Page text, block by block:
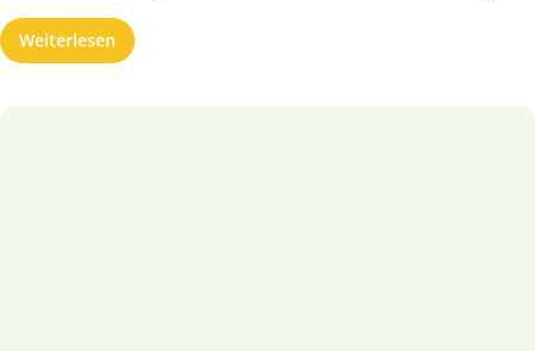
Weiterlesen